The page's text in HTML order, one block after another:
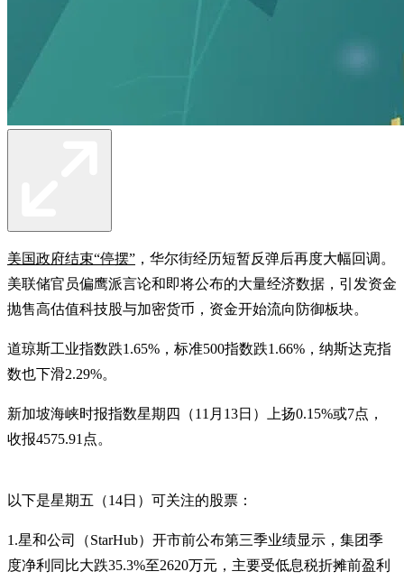
美国政府结束“停摆” ，华尔街经历短暂反弹后再度大幅回调。
美联储官员偏鹰派言论和即将公布的大量经济数据，引发资金
抛售高估值科技股与加密货币，资金开始流向防御板块。
道琼斯工业指数跌1.65%，标准500指数跌1.66%，纳斯达克指
数也下滑2.29%。
新加坡海峡时报指数星期四（11月13日）上扬0.15%或7点，
收报4575.91点。
以下是星期五（14日）可关注的股票：
1.星和公司（StarHub）开市前公布第三季业绩显示，集团季
度净利同比大跌35.3%至2620万元，主要受低息税折摊前盈利